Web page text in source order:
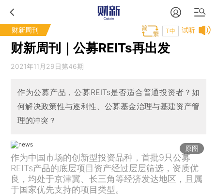
财新周刊 试听
T中
财新周刊｜公募REITs再出发
2021年11月29日第46期
作为公募产品，公募REITs是否适合普通投资者？如
何解决政策性与逐利性、公募基金治理与基建资产管
理的冲突？
原图
作为中国市场的创新型投资品种，首批9只公募
REITs产品的底层项目资产经过层层筛选，资质优
良，均处于京津冀、长三角等经济发达地区，且属
于国家优先支持的项目类型。